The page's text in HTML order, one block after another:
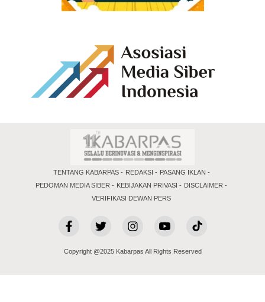
TENTANG KABARPAS REDAKSI
PASANG IKLAN
PEDOMAN MEDIA SIBER
KEBIJAKAN PRIVASI
DISCLAIMER
VERIFIKASI DEWAN PERS
Copyright @2025 Kabarpas All Rights Reserved